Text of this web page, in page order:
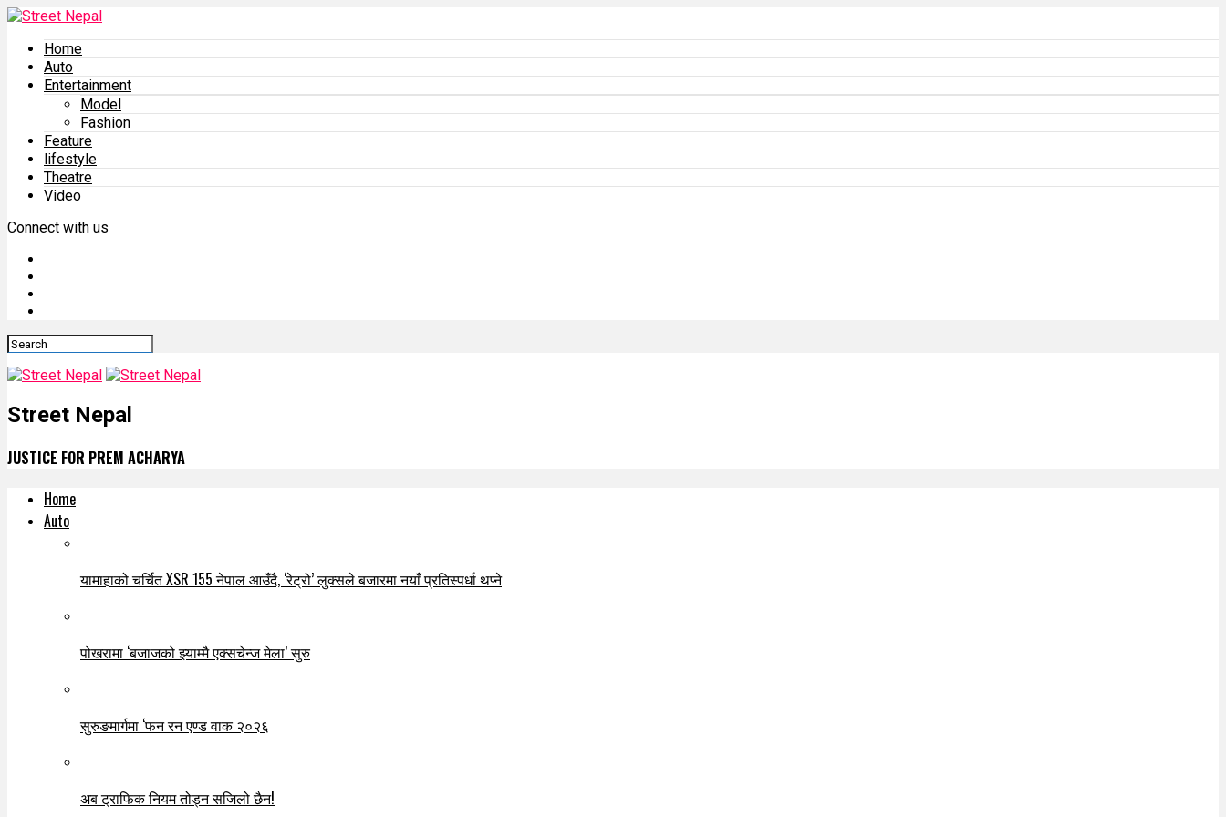
Home
Auto
Entertainment
Model
Fashion
Feature
lifestyle
Theatre
Video
Connect with us
Street Nepal
JUSTICE FOR PREM ACHARYA
Home
Auto
यामाहाको चर्चित XSR 155 नेपाल आउँदै, ‘रेट्रो’ लुक्सले बजारमा नयाँ प्रतिस्पर्धा थप्ने
पोखरामा ‘बजाजको झ्याम्मै एक्सचेन्ज मेला’ सुरु
सुरुङमार्गमा ‘फन रन एण्ड वाक २०२६
अब ट्राफिक नियम तोड्न सजिलो छैन!